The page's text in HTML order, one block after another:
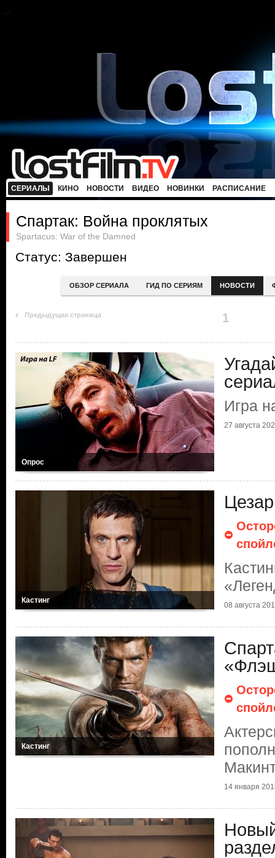
СЕРИАЛЫ КИНО НОВОСТИ ВИДЕО НОВИНКИ РАСПИСАНИЕ
Спартак: Война проклятых
Spartacus: War of the Damned
Статус: Завершен
ОБЗОР СЕРИАЛА ГИД ПО СЕРИЯМ НОВОСТИ
Предыдущая страница 1
Опрос
Игра
27 августа
Кастинг
08 августа
Кастинг
14 января